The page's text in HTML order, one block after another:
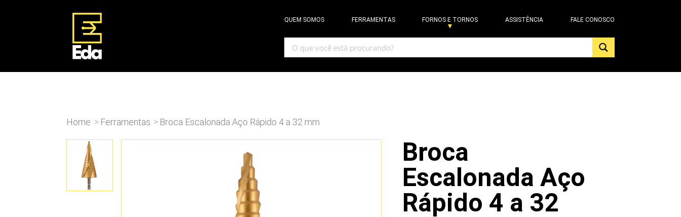
QUEM SOMOS FERRAMENTAS FORNOS E TORNOS ASSISTÊNCIA FALE CONOSCO
Home > Ferramentas > Broca Escalonada Aço Rápido 4 a 32 mm
Broca
Escalonada Aço
Rápido 4 a 32